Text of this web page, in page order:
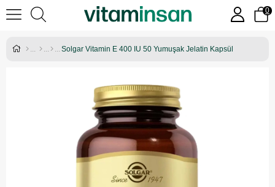
0
Solgar Vitamin E 400 IU 50 Yumuşak Jelatin Kapsül